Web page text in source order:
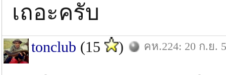
เถอะครับ
tonclub (15 ) คห.224: 20 ก.ย.